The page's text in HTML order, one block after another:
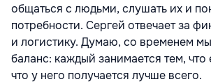
общаться с людьми, слушать их и
потребности. Сергей отвечает за
и логистику. Думаю, со временем
баланс: каждый занимается тем, что
что у него получается лучше всего.